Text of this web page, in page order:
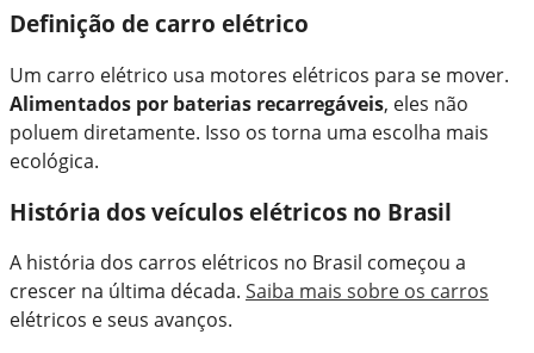
Definição de carro elétrico
Um carro elétrico usa motores elétricos para se mover.
Alimentados por baterias recarregáveis, eles não
poluem diretamente. Isso os torna uma escolha mais
ecológica.
História dos veículos elétricos no Brasil
A história dos carros elétricos no Brasil começou a
crescer na última década. Saiba mais sobre os carros
elétricos e seus avanços.